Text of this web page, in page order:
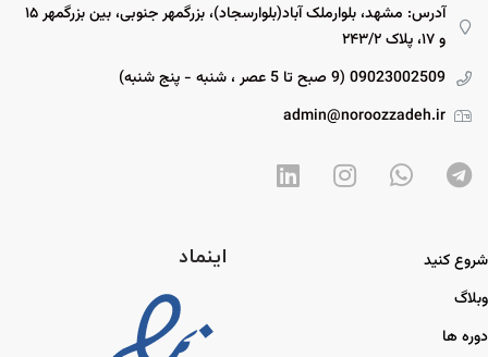
آدرس: مشهد، بلوارملک آباد(بلوارسجاد)، بزرگمهر جنوبی، بین بزرگمهر ۱۵
و ۱۷، پلاک ۲۴۳/۲
09023002509 (9 صبح تا 5 عصر ، شنبه - پنج شنبه)
admin@noroozzadeh.ir
شروع کنید
وبلاگ
دوره ها
اینماد